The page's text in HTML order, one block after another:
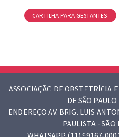
CARTILHA PARA GESTANTES
ASSOCIAÇÃO DE OBSTETRÍCIA
DE SÃO PAULO
ENDEREÇO AV. BRIG. LUIS
PAULISTA - SÃO